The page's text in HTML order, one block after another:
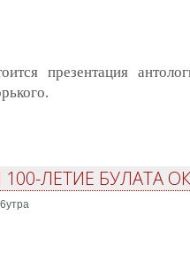
презентация
ЛЕТИЕ БУЛАТА